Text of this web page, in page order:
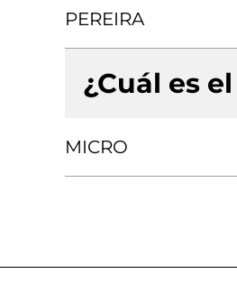
PEREIRA
¿Cuál es
MICRO